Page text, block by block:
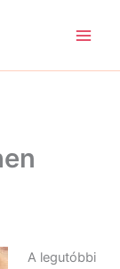
A legutóbbi